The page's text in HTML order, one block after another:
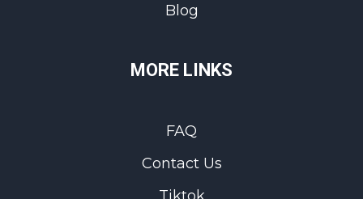
Blog
MORE LINKS
FAQ
Contact Us